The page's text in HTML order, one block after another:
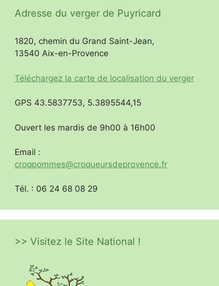
Adresse du verger de Puyricard
1820, chemin du Grand Saint-Jean,
13540 Aix-en-Provence
Téléchargez la carte de localisation du verger
GPS 43.5837753, 5.3895544,15
Ouvert les mardis de 9h00 à 16h00
Email :
croqpommes@croqueursdeprovence.fr
Tél. : 06 24 68 08 29
>> Visitez le Site National !